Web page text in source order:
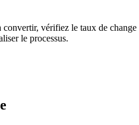
convertir, vérifiez le taux de change
le processus.